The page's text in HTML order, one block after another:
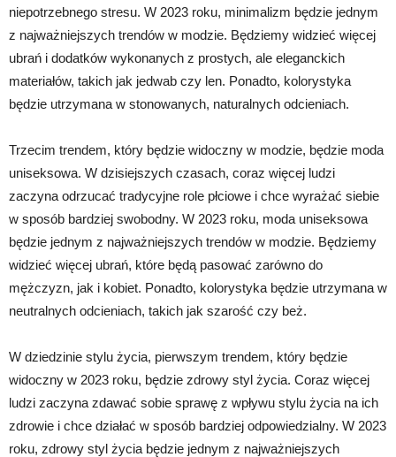
niepotrzebnego stresu. W 2023 roku, minimalizm będzie jednym
z najważniejszych trendów w modzie. Będziemy widzieć więcej
ubrań i dodatków wykonanych z prostych, ale eleganckich
materiałów, takich jak jedwab czy len. Ponadto, kolorystyka
będzie utrzymana w stonowanych, naturalnych odcieniach.
Trzecim trendem, który będzie widoczny w modzie, będzie moda
uniseksowa. W dzisiejszych czasach, coraz więcej ludzi
zaczyna odrzucać tradycyjne role płciowe i chce wyrażać siebie
w sposób bardziej swobodny. W 2023 roku, moda uniseksowa
będzie jednym z najważniejszych trendów w modzie. Będziemy
widzieć więcej ubrań, które będą pasować zarówno do
mężczyzn, jak i kobiet. Ponadto, kolorystyka będzie utrzymana w
neutralnych odcieniach, takich jak szarość czy beż.
W dziedzinie stylu życia, pierwszym trendem, który będzie
widoczny w 2023 roku, będzie zdrowy styl życia. Coraz więcej
ludzi zaczyna zdawać sobie sprawę z wpływu stylu życia na ich
zdrowie i chce działać w sposób bardziej odpowiedzialny. W 2023
roku, zdrowy styl życia będzie jednym z najważniejszych